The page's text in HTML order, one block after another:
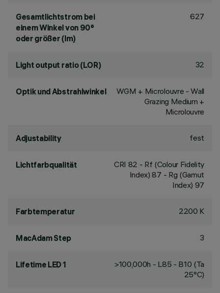
Gesamtlichtstrom bei
einem Winkel von 90°
oder größer (lm)
627
Light output ratio (LOR) 32
Optik und Abstrahlwinkel
WGM + Microlouvre - Wall
Grazing Medium +
Microlouvre
Adjustability fest
Lichtfarbqualität CRI 82 - Rf (Colour Fidelity
Index) 87 - Rg (Gamut
Index) 97
Farbtemperatur 2200 K
MacAdam Step 3
Lifetime LED 1
>100,000h - L85 - B10 (Ta
25°C)